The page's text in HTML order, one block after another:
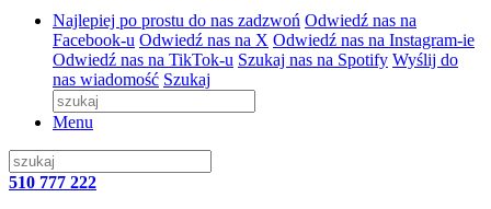
Najlepiej po prostu do nas zadzwoń Odwiedź nas na
Facebook-u Odwiedź nas na X Odwiedź nas na Instagram-ie
Odwiedź nas na TikTok-u Szukaj nas na Spotify Wyślij do
nas wiadomość Szukaj
Menu
510 777 222